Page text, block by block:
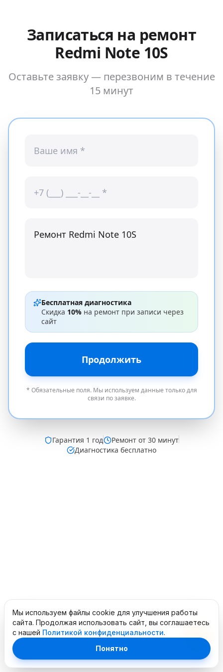
Записаться на ремонт
Redmi Note 10S
Оставьте заявку — перезвоним в течение
15 минут
Бесплатная диагностика
Скидка 10% на ремонт при записи через
сайт
Продолжить
* Обязательные поля. Мы используем данные только для
связи по заявке.
Гарантия 1 год
Ремонт от 30 минут
Диагностика бесплатно
Мы используем файлы cookie для улучшения работы
сайта. Продолжая использовать сайт, вы соглашаетесь
с нашей Политикой конфиденциальности.
Понятно